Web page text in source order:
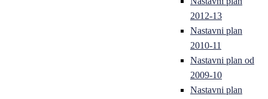
2012-13
Nastavni plan
2010-11
Nastavni plan od
2009-10
Nastavni plan